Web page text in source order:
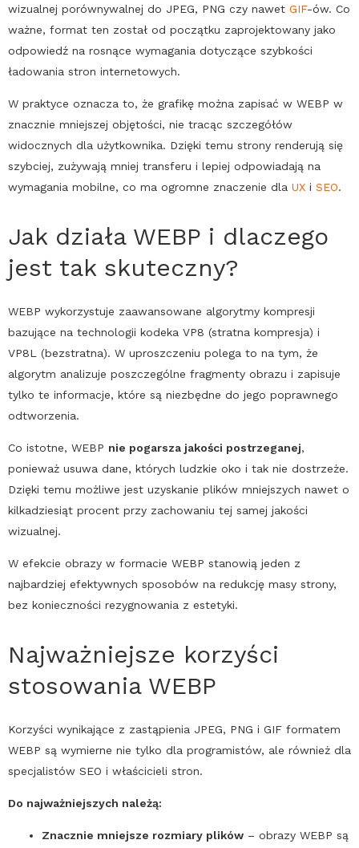
wizualnej porównywalnej do JPEG, PNG czy nawet GIF-ów. Co
ważne, format ten został od początku zaprojektowany jako
odpowiedź na rosnące wymagania dotyczące szybkości
ładowania stron internetowych.
W praktyce oznacza to, że grafikę można zapisać w WEBP w
znacznie mniejszej objętości, nie tracąc szczegółów
widocznych dla użytkownika. Dzięki temu strony renderują się
szybciej, zużywają mniej transferu i lepiej odpowiadają na
wymagania mobilne, co ma ogromne znaczenie dla UX i SEO.
Jak działa WEBP i dlaczego
jest tak skuteczny?
WEBP wykorzystuje zaawansowane algorytmy kompresji
bazujące na technologii kodeka VP8 (stratna kompresja) i
VP8L (bezstratna). W uproszczeniu polega to na tym, że
algorytm analizuje poszczególne fragmenty obrazu i zapisuje
tylko te informacje, które są niezbędne do jego poprawnego
odtworzenia.
Co istotne, WEBP nie pogarsza jakości postrzeganej,
ponieważ usuwa dane, których ludzkie oko i tak nie dostrzeże.
Dzięki temu możliwe jest uzyskanie plików mniejszych nawet o
kilkadziesiąt procent przy zachowaniu tej samej jakości
wizualnej.
W efekcie obrazy w formacie WEBP stanowią jeden z
najbardziej efektywnych sposobów na redukcję masy strony,
bez konieczności rezygnowania z estetyki.
Najważniejsze korzyści
stosowania WEBP
Korzyści wynikające z zastąpienia JPEG, PNG i GIF formatem
WEBP są wymierne nie tylko dla programistów, ale również dla
specjalistów SEO i właścicieli stron.
Do najważniejszych należą:
Znacznie mniejsze rozmiary plików – obrazy WEBP są